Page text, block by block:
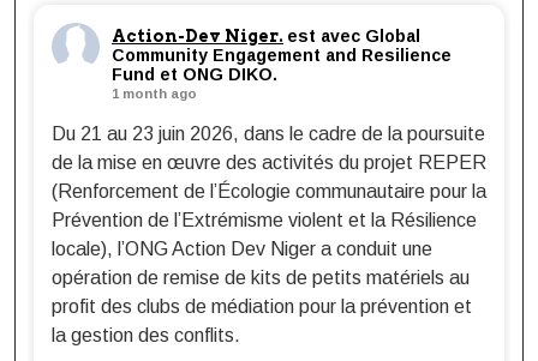
Action-Dev Niger. est avec Global
Community Engagement and Resilience
Fund et ONG DIKO.
1 month ago
Du 21 au 23 juin 2026, dans le cadre de la poursuite
de la mise en œuvre des activités du projet REPER
(Renforcement de l’Écologie communautaire pour la
Prévention de l’Extrémisme violent et la Résilience
locale), l’ONG Action Dev Niger a conduit une
opération de remise de kits de petits matériels au
profit des clubs de médiation pour la prévention et
la gestion des conflits.